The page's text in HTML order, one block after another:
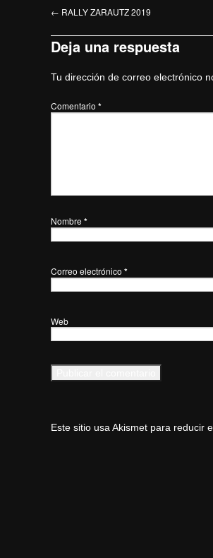
← RALLY ZARAUTZ 2019
Deja una respuesta
Tu dirección de correo electrónico
Comentario *
Nombre *
Correo electrónico *
Web
Este sitio usa Akismet para reducir